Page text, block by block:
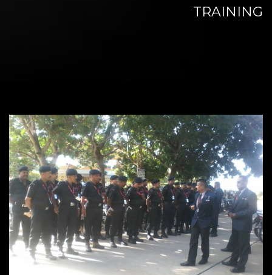
TRAINING